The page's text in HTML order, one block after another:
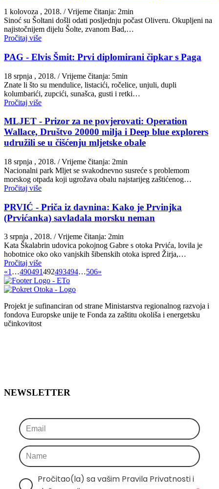
1 kolovoza , 2018. / Vrijeme čitanja: 2min
Sinoć su Šoltani došli odati posljednju počast Oliveru. Okupljeni na
najistočnijem dijelu Šolte, zvanom Bad,…
Pročitaj više
PAG - Elvis Šmit: Prvi diplomirani čipkar s Paga
18 srpnja , 2018. / Vrijeme čitanja: 5min
Znate li što su mendulice, listacići, ročelice, unjuli, dupli
kolumbarići, zupcići, sunašca, gusti i retki…
Pročitaj više
MLJET - Prizor za ne povjerovati: Operation
Wallace, Društvo 20000 milja i Deep blue explorers
udružili se u čišćenju mljetske obale
18 srpnja , 2018. / Vrijeme čitanja: 2min
Nacionalni park Mljet se svakodnevno susreće s problemom
morskog otpada koji ugrožava obalu najstarijeg zaštićenog…
Pročitaj više
PRVIĆ - Priča iz davnina: Kako je Prvinjka
(Prvićanka) savladala morsku neman
3 srpnja , 2018. / Vrijeme čitanja: 2min
Kata Škalabrin udovica pokojnog Gabre s otoka Prvića, lovila je
hobotnice oko oko vanjskih šibenskih otoka ispred Žirja,…
Pročitaj više
«1…490491492493494…506»
Projekt je sufinanciran od strane Ministarstva regionalnog razvoja i
fondova Europske unije te Fonda za zaštitu okoliša i energetsku
učinkovitost
NEWSLETTER
Pročitao(la) sa vašim Pravila Privatnosti i